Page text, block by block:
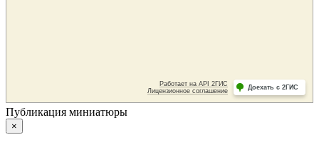
Публикация миниатюры
×